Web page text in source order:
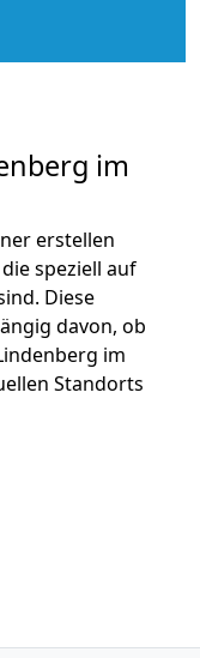
im
erstellen
speziell auf
Diese
davon, ob
im
Standorts